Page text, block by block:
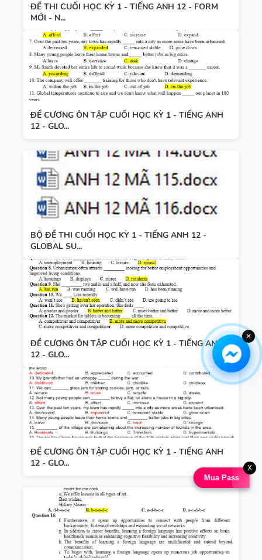
ĐỀ THI CUỐI HỌC KỲ 1 - TIẾNG ANH 12 - FORM
MỚI - N...
ĐỀ CƯƠNG ÔN TẬP CUỐI HỌC KỲ 1 - TIẾNG ANH
12 - GLO...
BỘ ĐỀ THI CUỐI HỌC KỲ 1 - TIẾNG ANH 12 -
GLOBAL SU...
ĐỀ CƯƠNG ÔN TẬP CUỐI HỌC KỲ 1 - TIẾNG ANH
12 - GLO...
ĐỀ CƯƠNG ÔN TẬP CUỐI HỌC KỲ 1 - TIẾNG ANH
12 - GLO...
Mua Pass
X
✕